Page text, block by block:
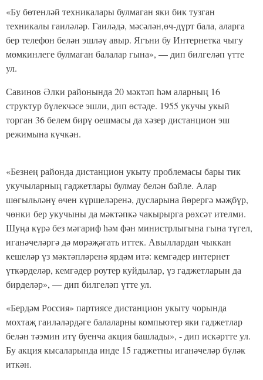
«Бу бөтенләй техникалары булмаган яки бик тузган
техникалы гаиләләр. Гаиләдә, мәсәлән,өч-дүрт бала, аларга
бер телефон белән эшләү авыр. Ягъни бу Интернетка чыгу
мөмкинлеге булмаган балалар гына», — дип билгеләп үтте
ул.
Савинов Әлки районында 20 мәктәп һәм аларның 16
структур бүлекчәсе эшли, дип өстәде. 1955 укучы укый
торган 36 белем бирү оешмасы да хәзер дистанцион эш
режимына күчкән.
«Безнең районда дистанцион укыту проблемасы бары тик
укучыларның гаджетлары булмау белән бәйле. Алар
шөгыльләнү өчен күршеләренә, дусларына йөрергә мәҗбүр,
чөнки бер укучыны да мәктәпкә чакырырга рөхсәт ителми.
Шуңа күрә без мәгариф һәм фән министрлыгына гына түгел,
иганәчеләргә дә мөрәҗәгать иттек. Авыллардан чыккан
кешеләр үз мәктәпләренә ярдәм итә: кемгәдер интернет
үткәрделәр, кемгәдер роутер куйдылар, үз гаджетларын да
бирделәр», — дип билгеләп үтте ул.
«Бердәм Россия» партиясе дистанцион укыту чорында
мохтаҗ гаиләләрдәге балаларны компьютер яки гаджетлар
белән тәэмин итү буенча акция башлады», - дип искәртте ул.
Бу акция кысаларында инде 15 гаджетны иганәчеләр бүләк
иткән.